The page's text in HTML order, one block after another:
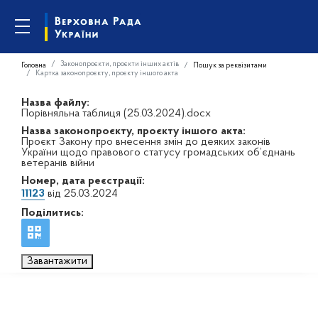
Головна Законопроєкти, проєкти інших актів
Пошук за реквізитами
Картка законопроєкту, проєкту іншого акта
Назва файлу:
Порівняльна таблиця (25.03.2024).docx
Назва законопроєкту, проєкту іншого акта:
Проєкт Закону про внесення змін до деяких законів
України щодо правового статусу громадських об’єднань
ветеранів війни
Номер, дата реєстрації:
11123 від 25.03.2024
Поділитись:
Завантажити